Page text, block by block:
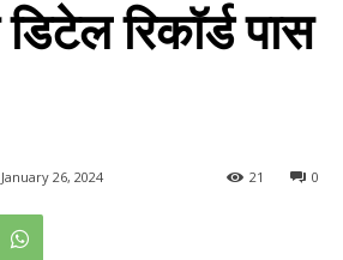
रिकॉर्ड पास
January 26, 2024 0
21